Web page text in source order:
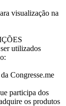
visualização na
utilizados
Congresse.me
participa dos
os produtos